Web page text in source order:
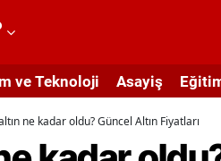
ve Teknoloji Asayiş
ne kadar oldu? Güncel Altın Fiyatları